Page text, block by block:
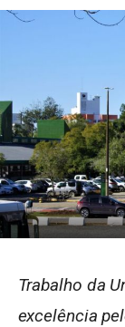
Trabalho da
excelência